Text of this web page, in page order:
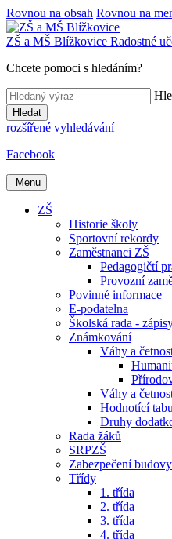
Rovnou na obsah Rovnou na
ZŠ a MŠ Blížkovice Radostné
Chcete pomoci s hledáním?
Hledat
rozšířené vyhledávání
Facebook
Menu
ZŠ
Historie školy
Sportovní rekordy
Zaměstnanci ZŠ
Pedagogičtí
Provozní
Povinné informace
E-podatelna
Školská rada -
Známkování
Váhy a
Váhy a
Hodnotící
Druhy
Rada žáků
SRPZŠ
Zabezpečení
Třídy
1. třída
2. třída
3. třída
4. třída